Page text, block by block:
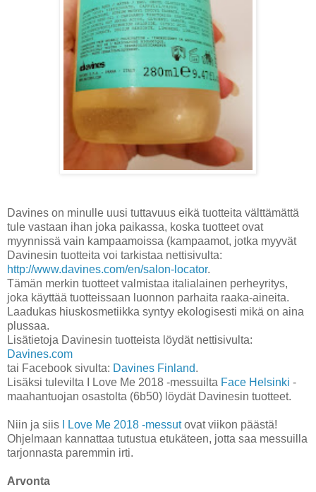
Davines on minulle uusi tuttavuus eikä tuotteita välttämättä
tule vastaan ihan joka paikassa, koska tuotteet ovat
myynnissä vain kampaamoissa (kampaamot, jotka myyvät
Davinesin tuotteita voi tarkistaa nettisivulta:
http://www.davines.com/en/salon-locator.
Tämän merkin tuotteet valmistaa italialainen perheyritys,
joka käyttää tuotteissaan luonnon parhaita raaka-aineita.
Laadukas hiuskosmetiikka syntyy ekologisesti mikä on aina
plussaa.
Lisätietoja Davinesin tuotteista löydät nettisivulta:
Davines.com
tai Facebook sivulta: Davines Finland.
Lisäksi tulevilta I Love Me 2018 -messuilta Face Helsinki -
maahantuojan osastolta (6b50) löydät Davinesin tuotteet.
Niin ja siis I Love Me 2018 -messutovat viikon päästä!
Ohjelmaan kannattaa tutustua etukäteen, jotta saa messuilla
tarjonnasta paremmin irti.
Arvonta